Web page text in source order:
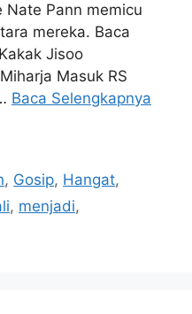
Pann memicu
mereka. Baca
Jisoo
Masuk RS
Baca Selengkapnya
, Gosip, Hangat,
, menjadi,